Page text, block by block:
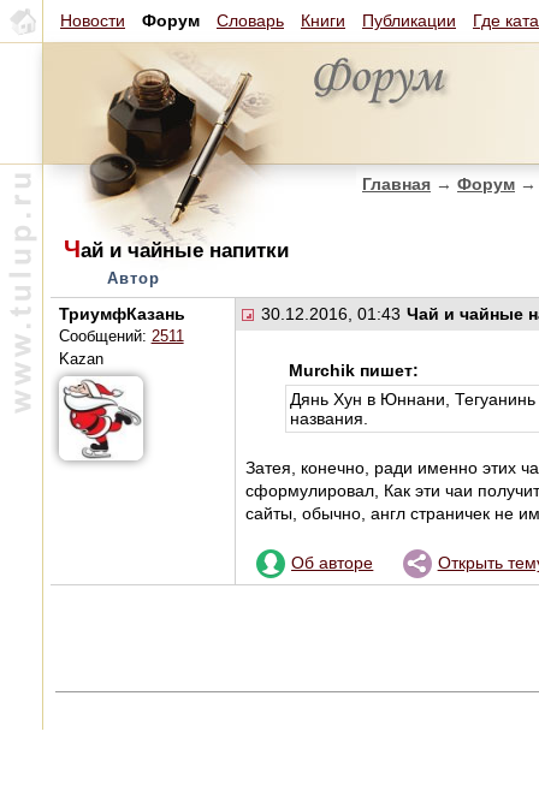
Новости Форум Словарь Книги Публикации Где
Главная → Форум →
Чай и чайные напитки
Автор
ТриумфКазань
Сообщений: 2511
Kazan
30.12.2016, 01:43 Чай и чайные
Murchik пишет:
Дянь Хун в Юннани,
названия.
Затея, конечно, ради именно этих
сформулировал, Как эти чаи
сайты, обычно, англ страничек не
Об авторе Открыть